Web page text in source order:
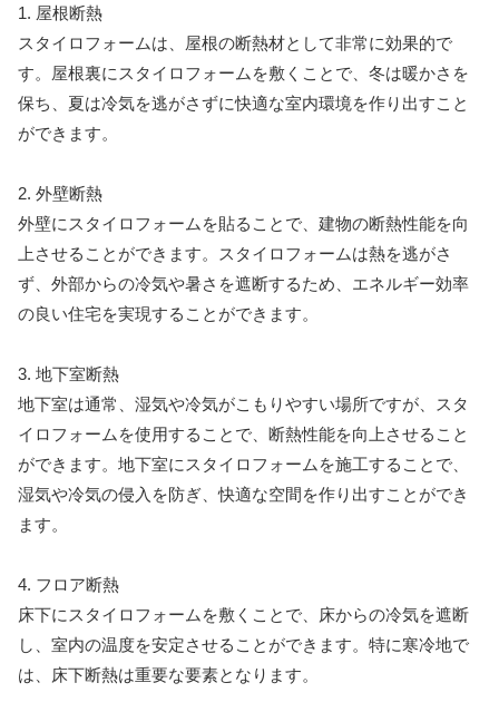
1. 屋根断熱
スタイロフォームは、屋根の断熱材として非常に効果的で
す。屋根裏にスタイロフォームを敷くことで、冬は暖かさを
保ち、夏は冷気を逃がさずに快適な室内環境を作り出すこと
ができます。
2. 外壁断熱
外壁にスタイロフォームを貼ることで、建物の断熱性能を向
上させることができます。スタイロフォームは熱を逃がさ
ず、外部からの冷気や暑さを遮断するため、エネルギー効率
の良い住宅を実現することができます。
3. 地下室断熱
地下室は通常、湿気や冷気がこもりやすい場所ですが、スタ
イロフォームを使用することで、断熱性能を向上させること
ができます。地下室にスタイロフォームを施工することで、
湿気や冷気の侵入を防ぎ、快適な空間を作り出すことができ
ます。
4. フロア断熱
床下にスタイロフォームを敷くことで、床からの冷気を遮断
し、室内の温度を安定させることができます。特に寒冷地で
は、床下断熱は重要な要素となります。